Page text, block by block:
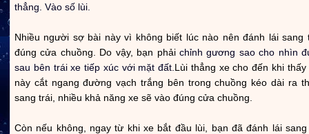
thẳng. Vào số lùi.
Nhiều người sợ bài này vì không biết lúc nào nên đánh lái sang
đúng cửa chuồng. Do vậy, bạn phải chỉnh gương sao cho nhìn
sau bên trái xe tiếp xúc với mặt đất. Lùi thẳng xe cho đến khi
này cắt ngang đường vạch trắng bên trong chuồng kéo dài ra
sang trái, nhiều khả năng xe sẽ vào đúng cửa chuồng.
Còn nếu không, ngay từ khi xe bắt đầu lùi, bạn đã đánh lái